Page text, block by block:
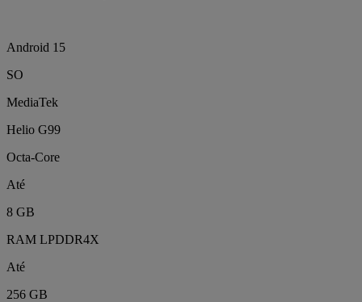
Android 15
SO
MediaTek
Helio G99
Octa-Core
Até
8 GB
RAM LPDDR4X
Até
256 GB